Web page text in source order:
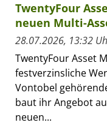
TwentyFour
neuen Multi-
28.07.2026, 13:32
TwentyFour Asset
festverzinsliche
Vontobel
baut ihr Angebot
neuen...